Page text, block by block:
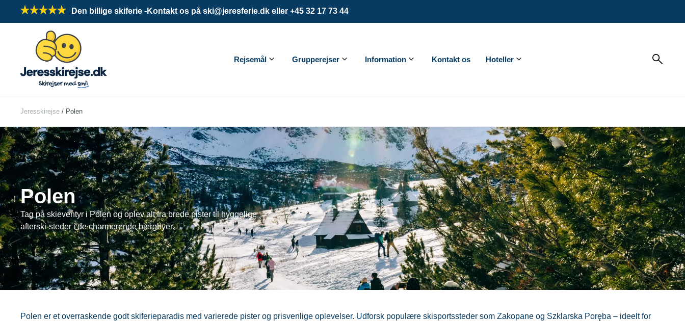
Den billige skiferie -Kontakt os på ski@jeresferie.dk eller +45 32 17 73 44
Rejsemål Grupperejser Information Kontakt os Hoteller
Jeresskirejse / Polen
Polen
Tag på skieventyr i Polen og oplev alt fra brede pister til hyggelige
afterski-steder i de charmerende bjergbyer.
Polen er et overraskende godt skiferieparadis med varierede pister og prisvenlige oplevelser. Udforsk populære skisportssteder som Zakopane og Szklarska Poręba – ideelt for